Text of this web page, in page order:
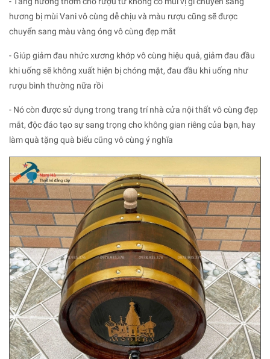
hương bị mùi Vani vô cùng dễ chịu và màu rượu cũng sẽ được
chuyển sang màu vàng óng vô cùng đẹp mắt
- Giúp giảm đau nhức xương khớp vô cùng hiệu quả, giảm đau đầu
khi uống sẽ không xuất hiện bị chóng mặt, đau đầu khi uống như
rượu bình thường nữa rồi
- Nó còn được sử dụng trong trang trí nhà cửa nội thất vô cùng đẹp
mắt, độc đáo tạo sự sang trọng cho không gian riêng của bạn, hay
làm quà tặng quà biếu cũng vô cùng ý nghĩa